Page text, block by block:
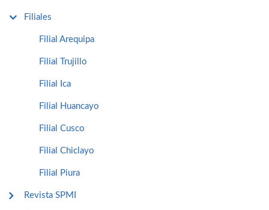
Filiales
Filial Arequipa
Filial Trujillo
Filial Ica
Filial Huancayo
Filial Cusco
Filial Chiclayo
Filial Piura
Revista SPMI